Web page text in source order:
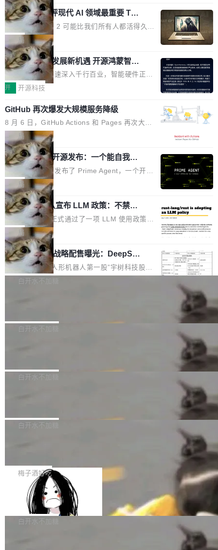
功率段机身尺寸十分紧凑的1600W电源产品。小
巧机身有效提升市面主流标准A...
业化营销服务的需求从未如此迫切。 但市场扩容
的同时,服务商的竞争逻辑正在改变。2026年Top
Agency年度合辑的观察指出,“产品”这个离消费
者最近的载体,在整个品牌营销层面的权重显著变
高了。全域营销服务商的竞争正在从规模转向深
度,案例厚度、全域覆盖、多线协同...
度宣传和欺诈。」 OpenAI 研究员 Keller Jorda
n 这条推文引发了广泛讨论。他不是在说风凉
话，他是说出了一个圈内人尽皆知但很少公开捅
破的事实。 Jordan 随后补充了一句软化声明：
「我不认为这些会议上大部分论文都在过度宣传
或造假。问题是，作为读者，如果你筛选出那些
看起来最令人兴奋的论文，那它们大部分都是过
度宣传的。」 这才是真正的痛点。不是所有论文
都有问题，是最吸引眼球的那批论文最有问题。
他引用的帖子来自 Mathew Shen，一位 ICLR 2
026 的读者：「看了篇 ...
xAI 前工程师评现代 AI 领域最重要 Top
3 开源项目
Flash Attention 2 可能比我们所有人都活得久。
这句话不是来自某个技术博客，而是出自 Hieu
Pham 的一条推文。Hieu Pham 是谁？他是 xAI
的早期工程师之一，在 Grok 训练基础设施团队
工作过。近日他在 X 上发了一条帖子，列出了他
认为现代 AI 领域最重要的三个开源项目。 第一
理由很具体。FA 系列不需要解释，但 FA2 是他
认为最重要的一个——复杂度恰到好处，刚好能
驱动你去学 CuTe，但还没被那些"邪恶的" Hopp
er++ 优化所淹没，足够容易修改和适配。 更关
键的是 FA2 的持久性...
局
共商智能硬件发展新机遇 开源鸿蒙智能
硬件开发者日杭州站即将举行
随着万物智联加速深入千行百业，智能硬件正从
单点设备迈向智能化、网联化、协同化发展。作
鸿蒙通过统一技术底座和分布式能力，为不同类
型智能设备的开发、连接与互联提供关键支撑，
也为产业链企业探索产品创新与商业增长打开新
的空间。 8月14日，开源鸿蒙智能硬件开发者日
（OHDD：OpenHarmony Hardware Develope
r Day）将在杭州启航。活动面向智能硬件产业
链企业和开发者，邀请行业专家与资深技术顾
问，围绕开源鸿蒙技术能力、设备适配、芯片适
配、功耗与稳定性调优、兼容性测评及统一互联
等内容展开系统讲解和实战交流，帮助企业进一
步了解开源鸿蒙在智能...
开 开源科技
GitHub 再次爆发大规模服务降级
8 月 6 日，GitHub Actions 和 Pages 再次大规
模服务降级，Actions 完全不可用超过 5 小时，
webhook 停发，连自托管 runner 也因调度层故
障无法工作。Pages、Copilot code review、C
opilot coding agent 全部受影响。从检测到完全
恢复，大约 12 小时。 这是 2026 年 8 月的第六
起事故，其中四起与 AI/Copilot 服务相关。 Git
Hub 员工 kdaigle 在 HN 讨论中贴出了一组数
据：2025 年全年 10 亿次 commit。现在，每周
2.75 亿次，全年预计 140 亿次。GitHub...
局
Prime Agent 开源发布：一个能自我改
进的编程 Agent，ARC-AGI 3 超越人类
专家基线
Prime Intellect 发布了 Prime Agent，一个开源
的编程 Agent Harness，核心设计围绕两个抽
象：Recursive Language Model（RLM）和 C
ontinual Harness。在 ARC-AGI 3 基准测试
上，Prime Agent + Opus 5 的组合达到了 95.
5% RHAE Best@1，超过了 ARC 报告的人类专
家基线 95.4%。 不是又一个 coding agent 包装
器 Prime Agent 的架构和市面上大多数 coding
agent 有本质区别。大多数 agent harness 的设
计是基于早期模型的能力—...
局
Rust 项目团队宣布 LLM 政策：不禁
止，但你要承认哪些代码不是你写的
Rust 语言项目正式通过了一项 LLM 使用政策，
覆盖 rust-lang/rust 单一仓库的代码贡献。这不
是项目级别的官方立场，目前由五个团队采纳，
但它可能是主流开源项目中关于 AI 辅助贡献最
细致的一份规则。 政策的核心只有一句话：LLM
可以用来分析、提炼、审阅、建议，但不能用来
不得生成涉及安全性的关键变更，除非作者本身
局
宇树科技 IPO 战略配售曝光：DeepSe
ek 获配 93.3 万股，锁定 36 个月
8月6日晚间，“人形机器人第一股”宇树科技股份
有限公司披露IPO发行价格及战略配售结果，杭
36个月。 公告显示，本次宇树科技战略配售对
员工参与设立的专项资产管理计划。其中，Dee
获配9...
白开水不加糖
Bug fixes and enhancements 修复多次传递同
一个回归问题，该问题导致拉取镜像时会拒绝包
题，该问题可能导致在旧版 Linux 内核...
白开水不加糖
e 孵化器项目管理委员会（IPMC）投票中获得
P）！这一里程碑不仅标志着 Fluss 迈入新的发
白开水不加糖
长期停止内容更新，未能实现其作为“AI版维基百
提交的编辑请求也长期处于待处理状态。 Groki
pedia 于去年底上线，定位为由人工智能生成内
容的百科平台，被马斯克视为传统众包百科网站
维基百科的替代方案。Lawfare 调查发现，无论
热门页面还是低关注度页面，均未出现近期更
白开水不加糖
是这样的：配 MessageSource 的 Bean、写 R
eloadableResourceBundleMessageSource、
声明 LocaleResolver、注册 LocaleChangeInt
erceptor…五六步之后才能看到第一行翻译文
本。 Solon 换了个方式。整个 i18n 模块围绕三
梅子酒好吃
Apache Doris 4.1 全面增强 Iceberg：
支持 UPDATE、MERGE INTO 与 Iceb
erg V3
Apache Doris 4.1 要补齐的，正是缺失的那一
半。在已有查询能力的基础上，Doris 进一步支
白开水不加糖